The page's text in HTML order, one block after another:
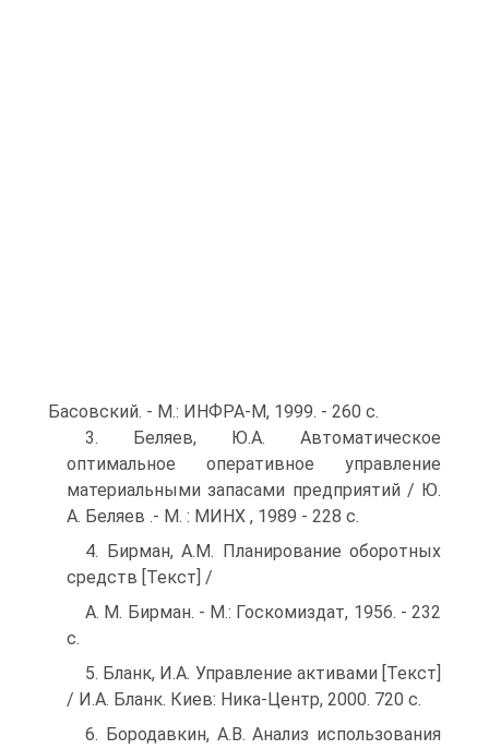
Басовский. - М.: ИНФРА-М, 1999. - 260 с.
3. Беляев, Ю.А. Автоматическое
оптимальное оперативное управление
материальными запасами предприятий / Ю.
А. Беляев .- М. : МИНХ , 1989 - 228 с.
4. Бирман, А.М. Планирование оборотных
средств [Текст] /
A. М. Бирман. - М.: Госкомиздат, 1956. - 232
с.
5. Бланк, И.А. Управление активами [Текст]
/ И.А. Бланк. Киев: Ника-Центр, 2000. 720 с.
6. Бородавкин, А.В. Анализ использования